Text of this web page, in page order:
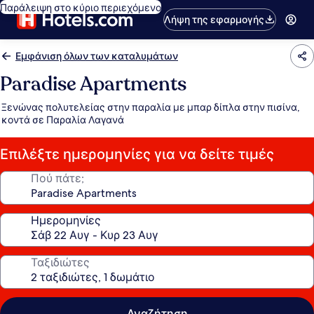
Παράλειψη στο κύριο περιεχόμενο
Λήψη της εφαρμογής
Εμφάνιση όλων των καταλυμάτων
Paradise Apartments
Ξενώνας πολυτελείας στην παραλία με μπαρ δίπλα στην πισίνα,
κοντά σε Παραλία Λαγανά
Επιλέξτε ημερομηνίες για να δείτε τιμές
Πού πάτε;
Ημερομηνίες
Ταξιδιώτες